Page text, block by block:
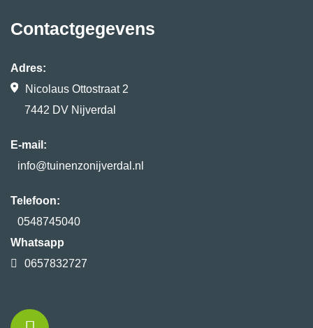
Contactgegevens
Adres:
Nicolaus Ottostraat 2
7442 DV Nijverdal
E-mail:
info@tuinenzonijverdal.nl
Telefoon:
0548745040
Whatsapp
0657832727